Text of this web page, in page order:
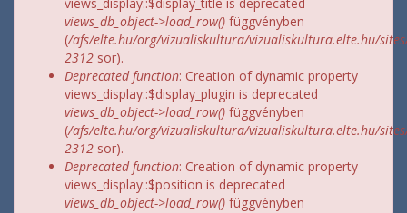
views_db_object->load_row() függvényben
(/afs/elte.hu/org/vizualiskultura/vizualiskultura.elte.hu/
2312 sor).
Deprecated function: Creation of dynamic property
views_display::$display_plugin is deprecated
views_db_object->load_row() függvényben
(/afs/elte.hu/org/vizualiskultura/vizualiskultura.elte.hu/
2312 sor).
Deprecated function: Creation of dynamic property
views_display::$position is deprecated
views_db_object->load_row() függvényben